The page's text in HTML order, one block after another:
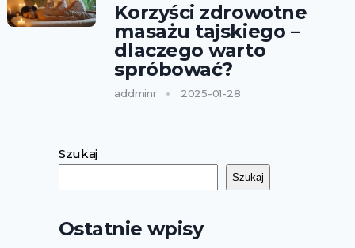
Korzyści zdrowotne
masażu tajskiego –
dlaczego warto
spróbować?
addminr 2025-01-28
Szukaj
Szukaj
Ostatnie wpisy